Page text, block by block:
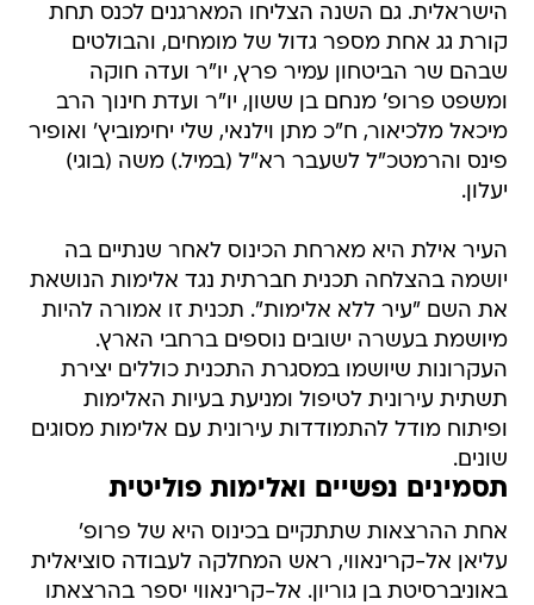
הישראלית. גם השנה הצליחו המארגנים לכנס תחת
קורת גג אחת מספר גדול של מומחים, והבולטים
שבהם שר הביטחון עמיר פרץ, יו"ר ועדה חוקה
ומשפט פרופ' מנחם בן ששון, יו"ר ועדת חינוך הרב
מיכאל מלכיאור, ח"כ מתן וילנאי, שלי יחימוביץ' ואופיר
פינס והרמטכ"ל לשעבר רא"ל (במיל.) משה (בוגי)
יעלון.
העיר אילת היא מארחת הכינוס לאחר שנתיים בה
יושמה בהצלחה תכנית חברתית נגד אלימות הנושאת
את השם "עיר ללא אלימות". תכנית זו אמורה להיות
מיושמת בעשרה ישובים נוספים ברחבי הארץ.
העקרונות שיושמו במסגרת התכנית כוללים יצירת
תשתית עירונית לטיפול ומניעת בעיות האלימות
ופיתוח מודל להתמודדות עירונית עם אלימות מסוגים
שונים.
תסמינים נפשיים ואלימות פוליטית
אחת ההרצאות שתתקיים בכינוס היא של פרופ'
עליאן אל-קרינאווי, ראש המחלקה לעבודה סוציאלית
באוניברסיטת בן גוריון. אל-קרינאווי יספר בהרצאתו